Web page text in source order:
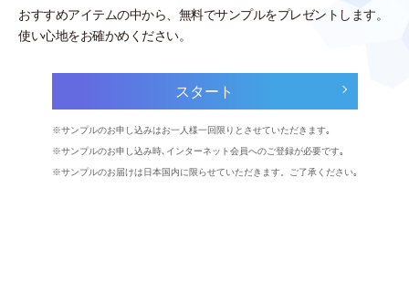
おすすめアイテムの中から、無料でサンプルをプレゼントします。
使い心地をお確かめください。
スタート
サンプルのお申し込みはお一人様一回限りとさせていただきます｡
サンプルのお申し込み時､インターネット会員へのご登録が必要です｡
サンプルのお届けは日本国内に限らせていただきます。ご了承ください｡